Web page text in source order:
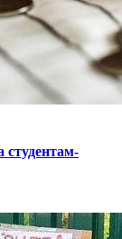
студентам-